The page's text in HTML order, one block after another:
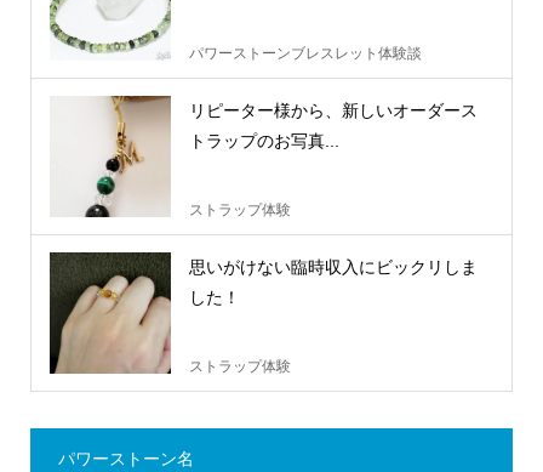
パワーストーンブレスレット体験談
リピーター様から、新しいオーダース
トラップのお写真...
ストラップ体験
思いがけない臨時収入にビックリしま
した！
ストラップ体験
パワーストーン名